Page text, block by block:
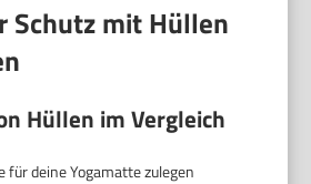
Schutz mit Hüllen
Hüllen im Vergleich
für deine Yogamatte zulegen